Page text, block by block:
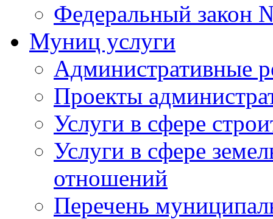
Федеральный закон
Муниц услуги
Административные
Проекты
Услуги в сфере
Услуги в сфере
отношений
Перечень